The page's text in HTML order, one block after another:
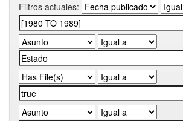
Filtros actuales: